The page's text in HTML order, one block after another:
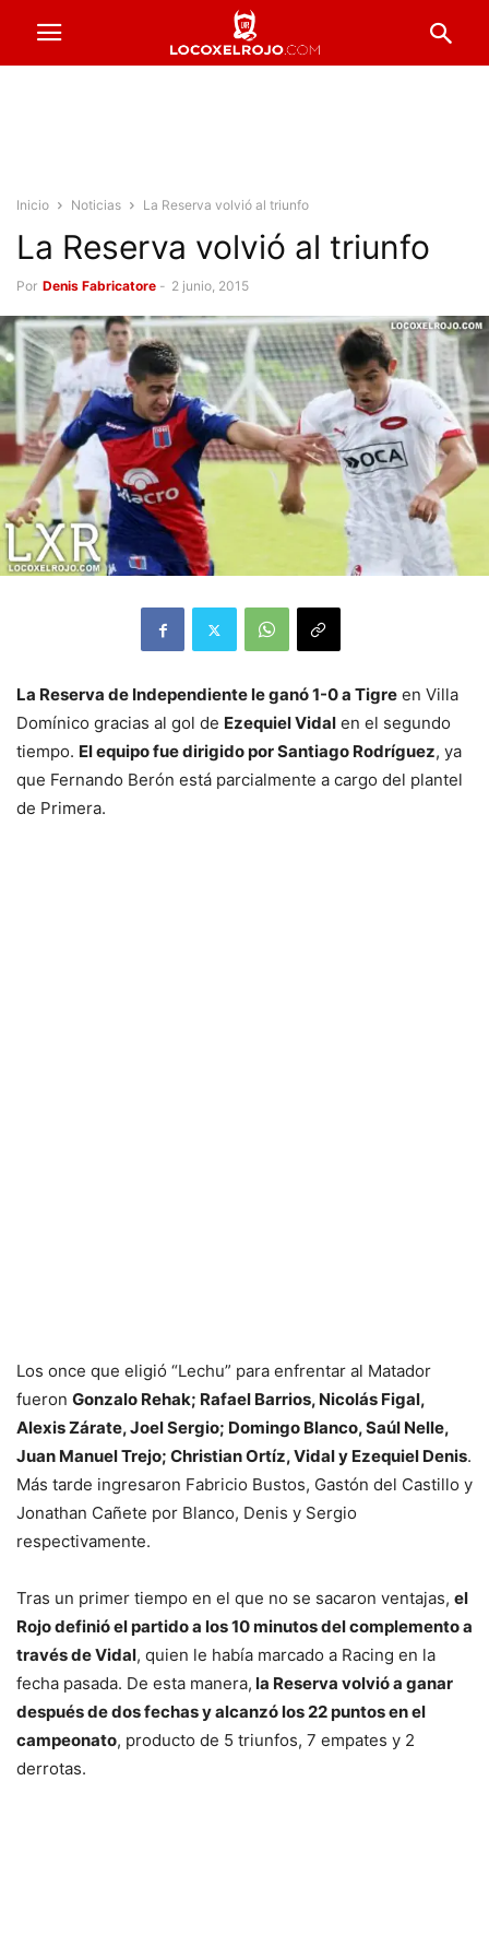
Inicio Noticias La Reserva volvió al triunfo
La Reserva volvió al triunfo
Por Denis Fabricatore - 2 junio, 2015
La Reserva de Independiente le ganó 1-0 a Tigre en Villa
Domínico gracias al gol de Ezequiel Vidal en el segundo
tiempo. El equipo fue dirigido por Santiago Rodríguez, ya
que Fernando Berón está parcialmente a cargo del plantel
de Primera.
Los once que eligió “Lechu” para enfrentar al Matador
fueron Gonzalo Rehak; Rafael Barrios, Nicolás Figal,
Alexis Zárate, Joel Sergio; Domingo Blanco, Saúl Nelle,
Juan Manuel Trejo; Christian Ortíz, Vidal y Ezequiel Denis.
Más tarde ingresaron Fabricio Bustos, Gastón del Castillo y
Jonathan Cañete por Blanco, Denis y Sergio
respectivamente.
Tras un primer tiempo en el que no se sacaron ventajas, el
Rojo definió el partido a los 10 minutos del complemento a
través de Vidal, quien le había marcado a Racing en la
fecha pasada. De esta manera, la Reserva volvió a ganar
después de dos fechas y alcanzó los 22 puntos en el
campeonato, producto de 5 triunfos, 7 empates y 2
derrotas.